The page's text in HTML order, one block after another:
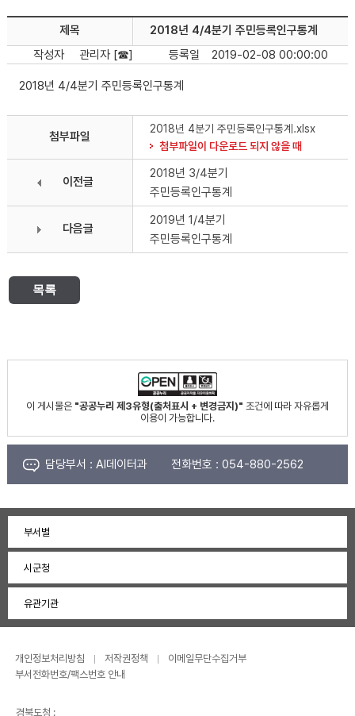
제목
2018년 4/4분기 주민등록인구통계
등록일
2019-02-08 00:00:00
작성자 관리자 [☎]
2018년 4/4분기 주민등록인구통계
첨부파일
2018년 4분기 주민등록인구통계.xlsx
첨부파일이 다운로드 되지 않을 때
이전글
2018년 3/4분기
주민등록인구통계
다음글
2019년 1/4분기
주민등록인구통계
목록
이 게시물은 "공공누리 제3유형(출처표시 + 변경금지)" 조건에 따라 자유롭게
이용이 가능합니다.
담당부서 : AI데이터과 전화번호 : 054-880-2562
부서별
시군청
유관기관
개인정보처리방침 저작권정책
이메일무단수집거부
부서전화번호/팩스번호 안내
경북도청 :